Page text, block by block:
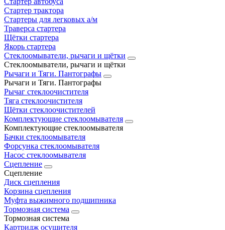
Стартер трактора
Стартеры для легковых а/м
Траверса стартера
Щётки стартера
Якорь стартера
Стеклоомыватели, рычаги и щётки
Стеклоомыватели, рычаги и щётки
Рычаги и Тяги. Пантографы
Рычаги и Тяги. Пантографы
Рычаг стеклоочистителя
Тяга стеклоочистителя
Щётки стеклоочистителей
Комплектующие стеклоомывателя
Комплектующие стеклоомывателя
Бачки стеклоомывателя
Форсунка стеклоомывателя
Насос стеклоомывателя
Сцепление
Сцепление
Диск сцепления
Корзина сцепления
Муфта выжимного подшипника
Тормозная система
Тормозная система
Картридж осушителя